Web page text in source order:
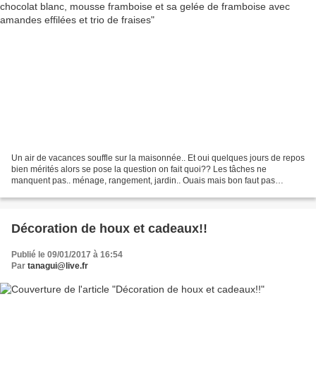
Un air de vacances souffle sur la maisonnée.. Et oui quelques jours de repos
bien mérités alors se pose la question on fait quoi?? Les tâches ne
manquent pas.. ménage, rangement, jardin.. Ouais mais bon faut pas
Décoration de houx et cadeaux!!
Publié le 09/01/2017 à 16:54
Par tanagui@live.fr